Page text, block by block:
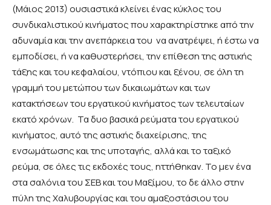
(Μάιος 2013) ουσιαστικά κλείνει ένας κύκλος του
συνδικαλιστικού κινήματος που χαρακτηρίστηκε από την
αδυναμία και την ανεπάρκεια του να ανατρέψει, ή έστω να
εμποδίσει, ή να καθυστερήσει, την επίθεση της αστικής
τάξης και του κεφαλαίου, ντόπιου και ξένου, σε όλη τη
γραμμή του μετώπου των δικαιωμάτων και των
κατακτήσεων του εργατικού κινήματος των τελευταίων
εκατό χρόνων. Τα δυο βασικά ρεύματα του εργατικού
κινήματος, αυτό της αστικής διαχείρισης, της
ενσωμάτωσης και της υποταγής, αλλά και το ταξικό
ρεύμα, σε όλες τις εκδοχές τους, ηττήθηκαν. Το μεν ένα
στα σαλόνια του ΣΕΒ και του Μαξίμου, το δε άλλο στην
πύλη της Χαλυβουργίας και του αμαξοστάσιου του